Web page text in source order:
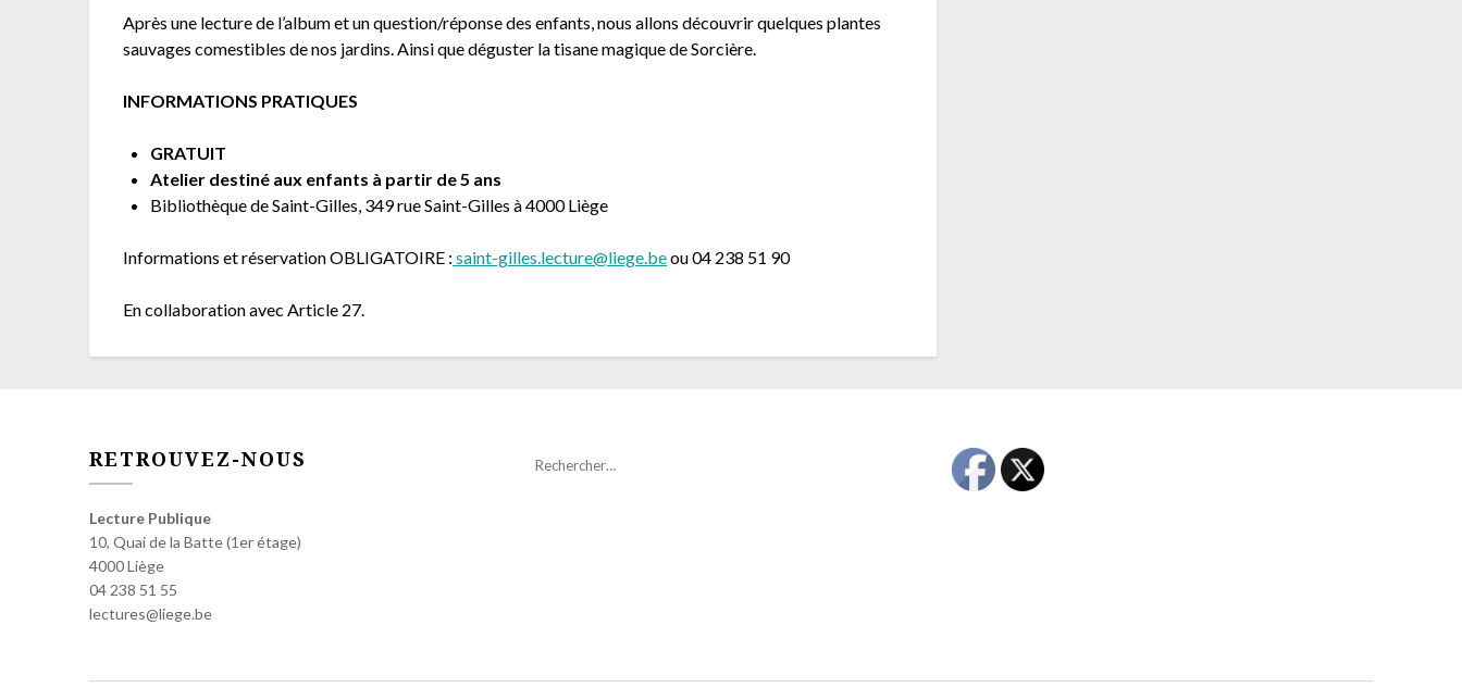
Après une lecture de l’album et un question/réponse des enfants, nous allons découvrir quelques plantes
sauvages comestibles de nos jardins. Ainsi que déguster la tisane magique de Sorcière.
INFORMATIONS PRATIQUES
GRATUIT
Atelier destiné aux enfants à partir de 5 ans
Bibliothèque de Saint-Gilles, 349 rue Saint-Gilles à 4000 Liège
Informations et réservation OBLIGATOIRE : saint-gilles.lecture@liege.beou 04 238 51 90
En collaboration avec Article 27.
RETROUVEZ-NOUS
Lecture Publique
10, Quai de la Batte (1er étage)
4000 Liège
04 238 51 55
lectures@liege.be